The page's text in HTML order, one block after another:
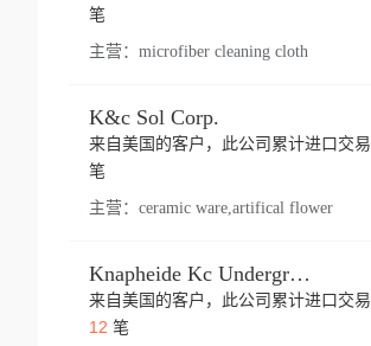
笔
主营： microfiber cleaning cloth
K&c Sol Corp.
来自美国的客户，此公司累计进口交易
笔
主营： ceramic ware,artifical flower
Knapheide Kc Underground
来自美国的客户，此公司累计进口交易
12 笔